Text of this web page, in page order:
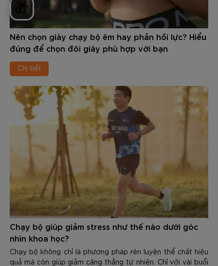
🎁
Nên chọn giày chạy bộ êm hay phản hồi lực? Hiểu
đúng để chọn đôi giày phù hợp với bạn
Chi tiết
Chạy bộ giúp giảm stress như thế nào dưới góc
nhìn khoa học?
Chạy bộ không chỉ là phương pháp rèn luyện thể chất hiệu
quả mà còn giúp giảm căng thẳng tự nhiên. Chỉ với vài buổi